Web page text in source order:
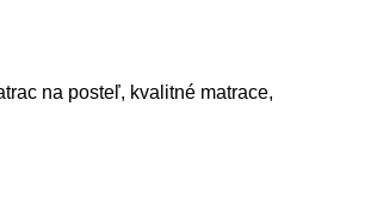
na posteľ, kvalitné matrace,